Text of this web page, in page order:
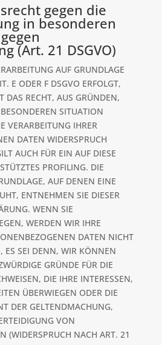
gegen die
in besonderen
(Art. 21 DSGVO)
AUF GRUNDLAGE
E ODER F DSGVO ERFOLGT,
DAS RECHT, AUS GRÜNDEN,
SITUATION
VERARBEITUNG IHRER
DATEN WIDERSPRUCH
AUCH FÜR EIN AUF DIESE
PROFILING. DIE
AUF DENEN EINE
ENTNEHMEN SIE DIESER
WENN SIE
WERDEN WIR IHRE
DATEN NICHT
ES SEI DENN, WIR KÖNNEN
GRÜNDE FÜR DIE
DIE IHRE INTERESSEN,
ÜBERWIEGEN ODER DIE
DER GELTENDMACHUNG,
VON
(WIDERSPRUCH NACH ART. 21